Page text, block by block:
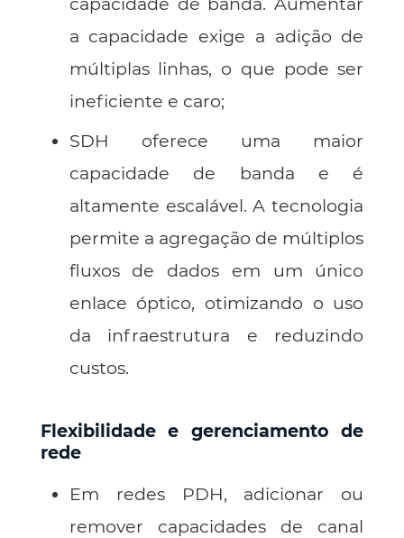
a capacidade exige a adição de
múltiplas linhas, o que pode ser
ineficiente e caro;
SDH oferece uma maior
capacidade de banda e é
altamente escalável. A tecnologia
permite a agregação de múltiplos
fluxos de dados em um único
enlace óptico, otimizando o uso
da infraestrutura e reduzindo
custos.
Flexibilidade e gerenciamento de
rede
Em redes PDH, adicionar ou
remover capacidades de canal